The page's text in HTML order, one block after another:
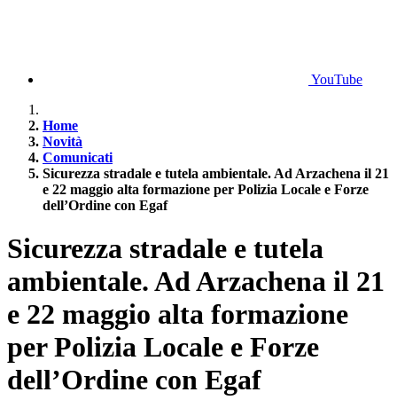
YouTube
Home
Novità
Comunicati
Sicurezza stradale e tutela ambientale. Ad Arzachena il 21
e 22 maggio alta formazione per Polizia Locale e Forze
dell’Ordine con Egaf
Sicurezza stradale e tutela
ambientale. Ad Arzachena il 21
e 22 maggio alta formazione
per Polizia Locale e Forze
dell’Ordine con Egaf